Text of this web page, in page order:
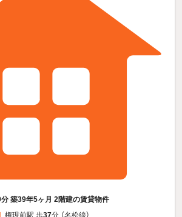
築39年5ヶ月 2階建の賃貸物件
権現前駅 歩37分 （名松線）